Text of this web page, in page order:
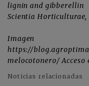
lignin and gibberellin
Scientia Horticulturae,
Imagen
https://
melocotonero/ Acceso
Noticias relacionadas